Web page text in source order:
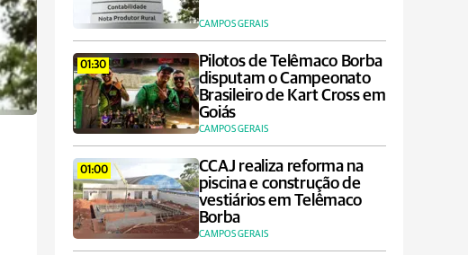
CAMPOS GERAIS
01:30
Pilotos de Telêmaco Borba
disputam o Campeonato
Brasileiro de Kart Cross em
Goiás
CAMPOS GERAIS
01:00
CCAJ realiza reforma na
piscina e construção de
vestiários em Telêmaco
Borba
CAMPOS GERAIS